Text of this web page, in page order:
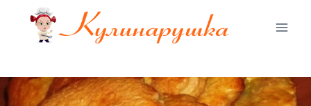
Перейти
содержимому